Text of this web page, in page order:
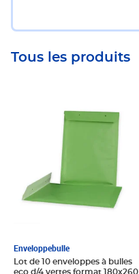
Tous les produits
Enveloppebulle
Lot de 10 enveloppes à bulles
eco d/4 vertes format 180x260